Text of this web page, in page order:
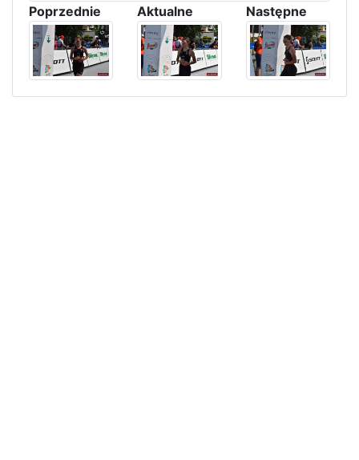
Poprzednie Aktualne Następne